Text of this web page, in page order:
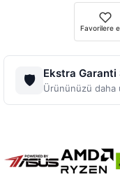
Favorilere
🛡️ Ekstra
Ürününüzü daha